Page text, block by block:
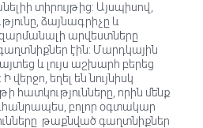
տիրույթից: Այսպիսով,
ձայնագրիչը և
արվեստները
էին: Մարդկային
և լույս աշխարհ բերեց
եղել են նույնիսկ
հատկությունները, որին մենք
բոլոր օգտակար
թաքնված գաղտնիքներ